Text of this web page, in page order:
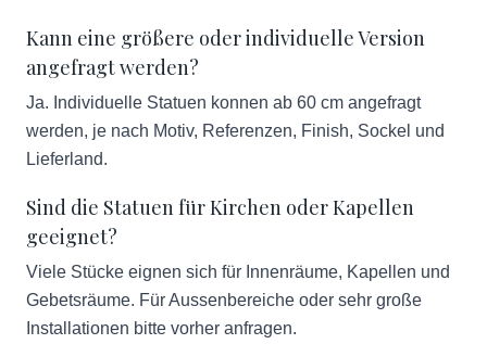
Kann eine größere oder individuelle Version
angefragt werden?
Ja. Individuelle Statuen konnen ab 60 cm angefragt
werden, je nach Motiv, Referenzen, Finish, Sockel und
Lieferland.
Sind die Statuen für Kirchen oder Kapellen
geeignet?
Viele Stücke eignen sich für Innenräume, Kapellen und
Gebetsräume. Für Aussenbereiche oder sehr große
Installationen bitte vorher anfragen.